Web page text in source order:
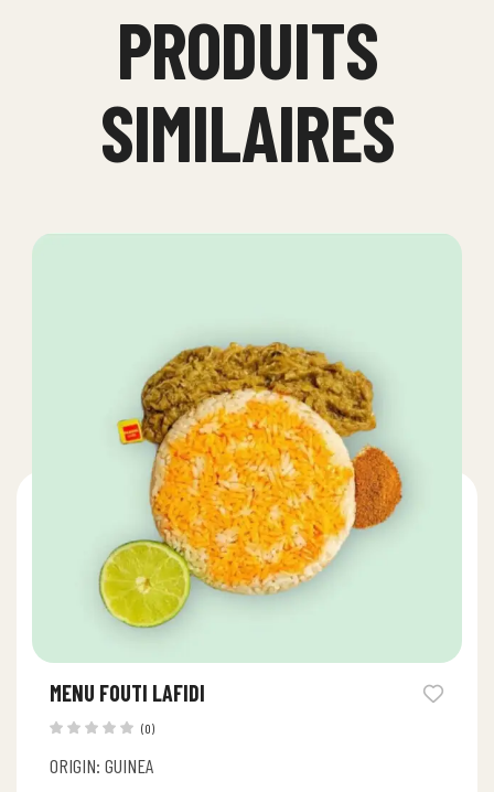
PRODUITS
SIMILAIRES
MENU FOUTI LAFIDI
(0)
ORIGIN: GUINEA